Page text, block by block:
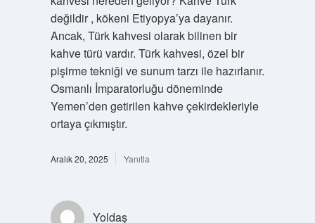
değildir , kökeni Etiyopya’ya dayanır.
Ancak, Türk kahvesi olarak bilinen bir
kahve türü vardır. Türk kahvesi, özel bir
pişirme tekniği ve sunum tarzı ile hazırlanır.
Osmanlı İmparatorluğu döneminde
Yemen’den getirilen kahve çekirdekleriyle
ortaya çıkmıştır.
Aralık 20, 2025 Yanıtla
Yoldaş